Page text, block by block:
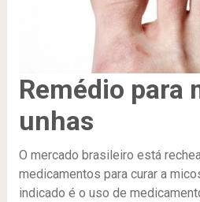
Remédio para
unhas
O mercado brasileiro está
medicamentos para curar a
indicado é o uso de